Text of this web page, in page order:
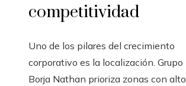
competitividad
Uno de los pilares del crecimiento
corporativo es la localización. Grupo
Borja Nathan prioriza zonas con alto